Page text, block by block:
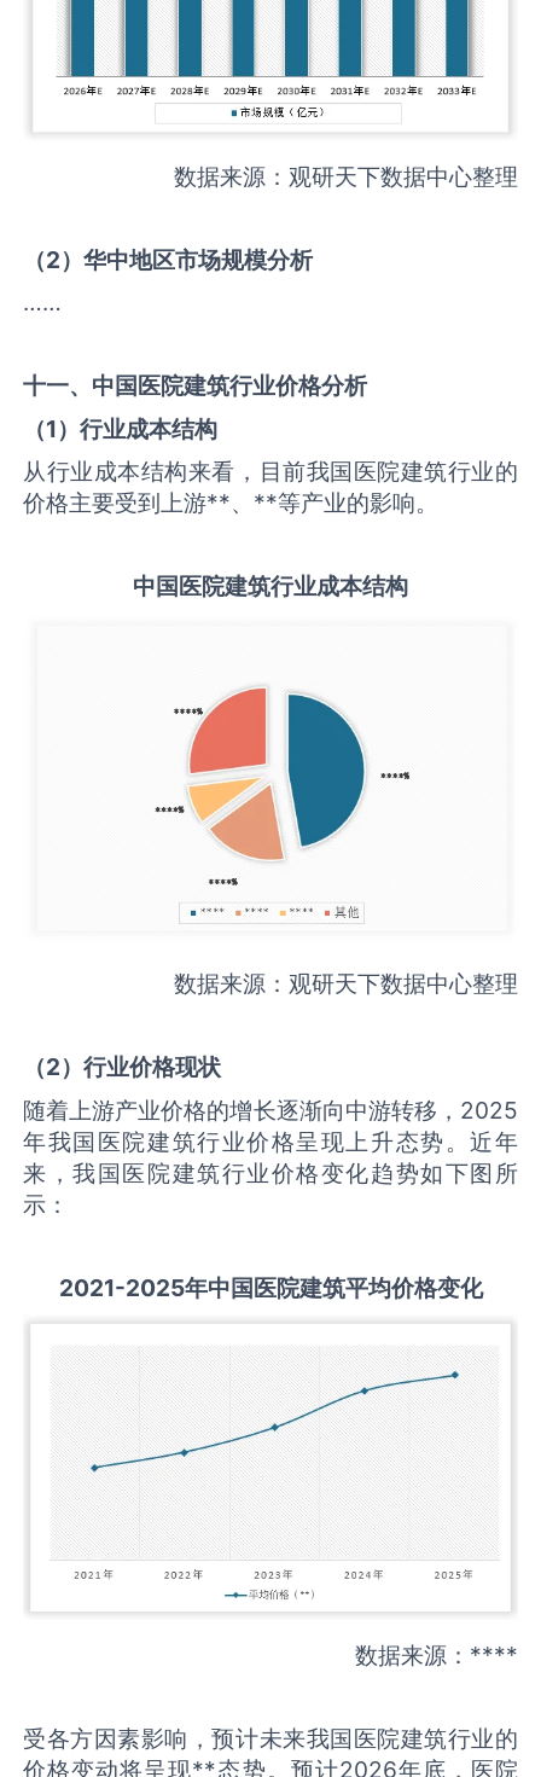
数据来源：观研天下数据中心整理
（2）华中地区市场规模分析
……
十一、中国医院建筑行业价格分析
（1）行业成本结构
从行业成本结构来看，目前我国医院建筑行业的
价格主要受到上游**、**等产业的影响。
中国医院建筑行业成本结构
数据来源：观研天下数据中心整理
（2）行业价格现状
随着上游产业价格的增长逐渐向中游转移，2025
年我国医院建筑行业价格呈现上升态势。近年
来，我国医院建筑行业价格变化趋势如下图所
示：
2021-2025年中国医院建筑平均价格变化
数据来源：****
受各方因素影响，预计未来我国医院建筑行业的
价格变动将呈现**态势。预计2026年底，医院